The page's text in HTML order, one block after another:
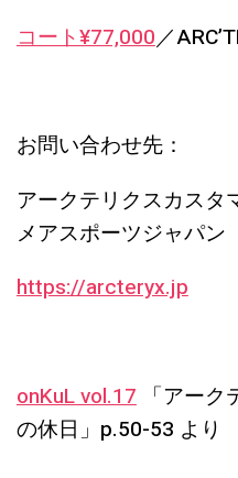
コート¥77,000／
お問い合わせ先：
アークテリクスカス
メアスポーツジャパン
https://arcteryx.jp
onKuL vol.17 「アー
の休日」p.50-53 より